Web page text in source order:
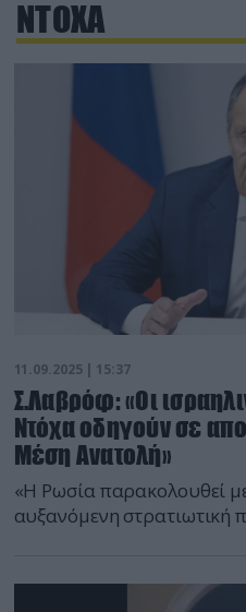
ΝΤΟΧΑ
11.09.2025 | 15:37
Σ.Λαβρόφ: «Οι
Ντόχα οδηγούν σε
Μέση Ανατολή»
«Η Ρωσία παρακολουθεί
αυξανόμενη στρατιωτική